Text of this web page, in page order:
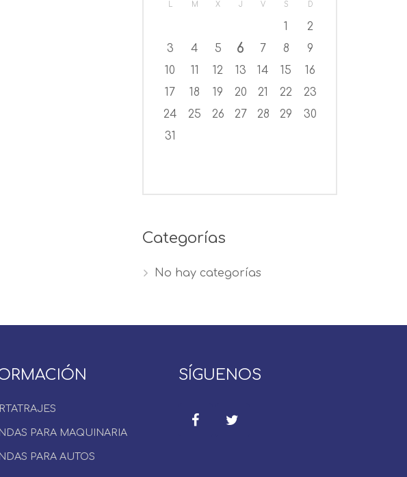
M X J V S D
1
2
3
4 5 6 7 8
9
10
11 12 13 14 15
16
17
18 19 20 21 22
23
24
25 26 27 28 29
30
31
Categorías
No hay categorías
PARA MAQUINARIA
PARA AUTOS
SÍGUENOS